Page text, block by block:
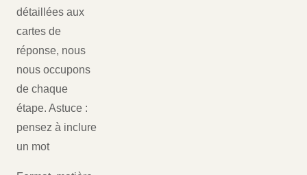
détaillées aux
cartes de
réponse, nous
nous occupons
de chaque
étape. Astuce :
pensez à inclure
un mot